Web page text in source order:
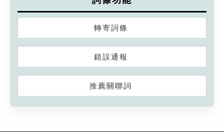
轉寄詞條
錯誤通報
推薦關聯詞